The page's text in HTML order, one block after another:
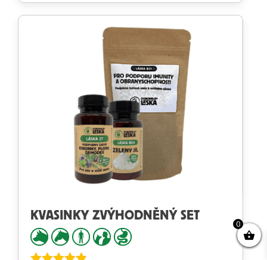
KVASINKY ZVÝHODNĚNÝ SET
0